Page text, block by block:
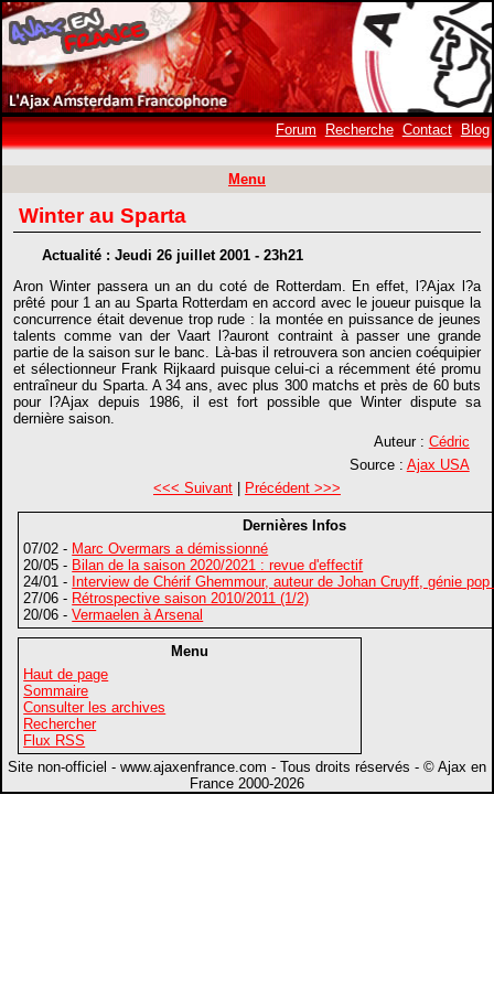
Forum Recherche Contact Blog
Menu
Winter au Sparta
Actualité : Jeudi 26 juillet 2001 - 23h21
Aron Winter passera un an du coté de Rotterdam. En effet, l?Ajax l?a
prêté pour 1 an au Sparta Rotterdam en accord avec le joueur puisque la
concurrence était devenue trop rude : la montée en puissance de jeunes
talents comme van der Vaart l?auront contraint à passer une grande
partie de la saison sur le banc. Là-bas il retrouvera son ancien coéquipier
et sélectionneur Frank Rijkaard puisque celui-ci a récemment été promu
entraîneur du Sparta. A 34 ans, avec plus 300 matchs et près de 60 buts
pour l?Ajax depuis 1986, il est fort possible que Winter dispute sa
dernière saison.
Auteur : Cédric
Source : Ajax USA
<<< Suivant| Précédent >>>
Dernières Infos
07/02 - Marc Overmars a démissionné
20/05 - Bilan de la saison 2020/2021 : revue d'effectif
24/01 - Interview de Chérif Ghemmour, auteur de Johan Cruyff, génie
27/06 - Rétrospective saison 2010/2011 (1/2)
20/06 -Vermaelen à Arsenal
Menu
Haut de page
Sommaire
Consulter les archives
Rechercher
Flux RSS
Site non-officiel - www.ajaxenfrance.com - Tous droits réservés - © Ajax en
France 2000-2026